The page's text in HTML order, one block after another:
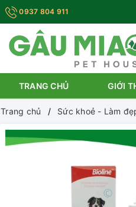
0937 804 911
TRANG CHỦ GIỚI
Trang chủ Sức khoẻ - Làm